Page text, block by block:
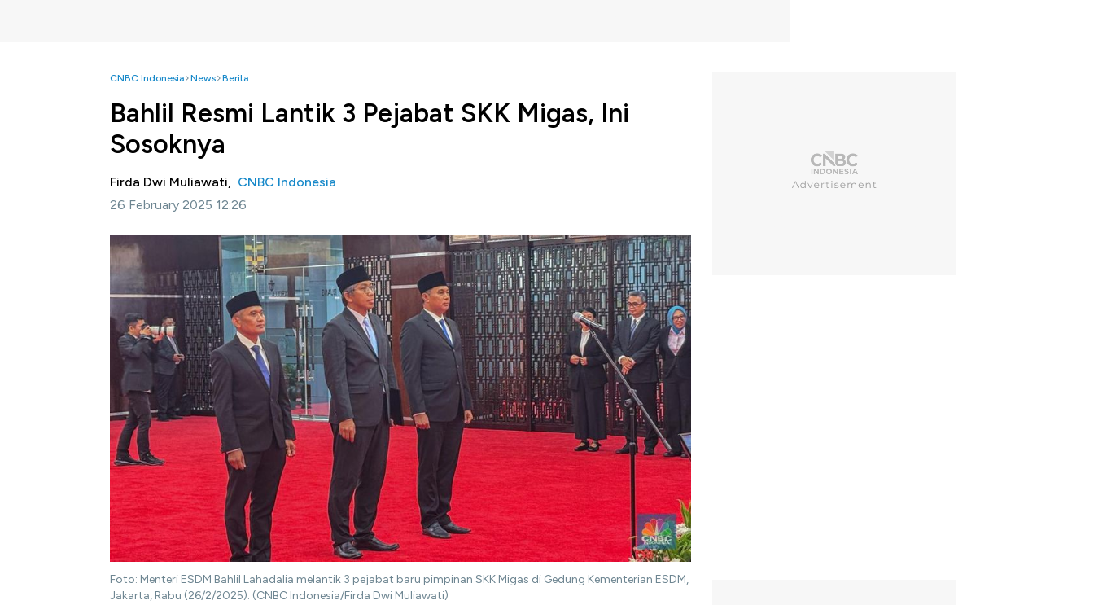
CNBC Indonesia News Berita
Bahlil Resmi Lantik 3 Pejabat SKK Migas, Ini
Sosoknya
Firda Dwi Muliawati, CNBC Indonesia
26 February 2025 12:26
Foto: Menteri ESDM Bahlil Lahadalia melantik 3 pejabat baru pimpinan SKK Migas di Gedung Kementerian ESDM,
Jakarta, Rabu (26/2/2025). (CNBC Indonesia/Firda Dwi Muliawati)